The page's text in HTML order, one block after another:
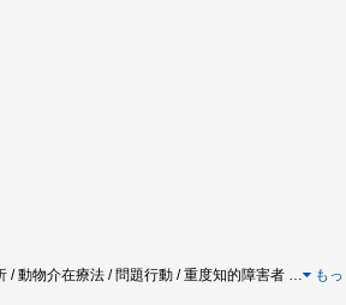
/ 動物介在療法 / 問題行動 / 重度知的障害者 …
もっ